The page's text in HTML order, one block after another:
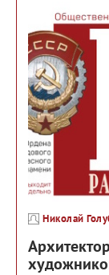
Николай